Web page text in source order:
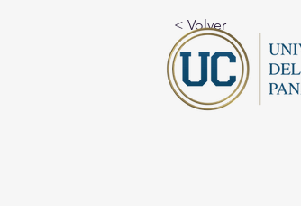
< Volver